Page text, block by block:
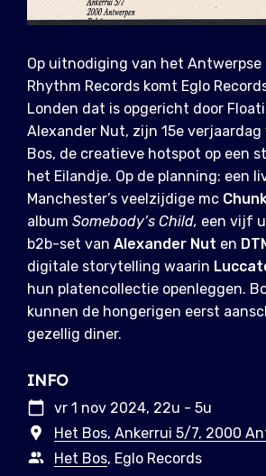
Op uitnodiging van het Antwerpse
Rhythm Records komt Eglo
Londen dat is opgericht door
Alexander Nut, zijn 15e verjaardag
Bos, de creatieve hotspot op een
het Eilandje. Op de planning: een
Manchester’s veelzijdige mc
album Somebody’s Child, een vijf
b2b-set van Alexander Nut en
digitale storytelling waarin
hun platencollectie openleggen.
kunnen de hongerigen eerst
gezellig diner.
INFO
vr 1 nov 2024, 22u - 5u
Het Bos, Ankerrui 5/7, 2000
Het Bos, Eglo Records